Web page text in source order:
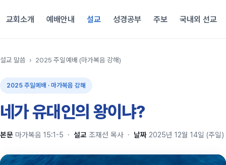
교회소개 예배안내 설교 성경공부 주보 국내외 선교
설교 말씀 › 2025 주일예배 (마가복음 강해)
2025 주일예배 · 마가복음 강해
네가 유대인의 왕이냐?
본문 마가복음 15:1-5 · 설교 조재선 목사 · 날짜 2025년 12월 14일 (주일)